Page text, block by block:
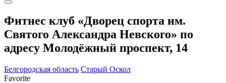
Фитнес клуб «Дворец спорта им.
Святого Александра Невского» по
адресу Молодёжный проспект, 14
Белгородская область Старый Оскол
Favorite